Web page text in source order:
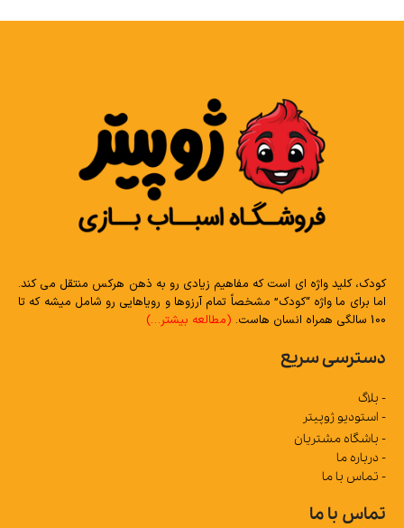
کودک، کلید واژه ای است که مفاهیم زیادی رو به ذهن هرکس منتقل می کند.
اما برای ما واژه “کودک” مشخصاً تمام آرزوها و رویاهایی رو شامل میشه که تا
100 سالگی همراه انسان هاست.
(مطالعه بیشتر…)
دسترسی سریع
- بلاگ
- استودیو ژوپیتر
- باشگاه مشتریان
- درباره ما
- تماس با ما
تماس با ما